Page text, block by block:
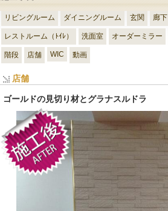
リビングルーム ダイニングルーム 玄関 廊下
レストルーム（ﾄｲﾚ） 洗面室 オーダーミラー
階段 店舗 WIC 動画
店舗
ゴールドの見切り材とグラナスルドラ